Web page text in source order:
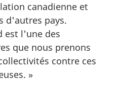
canadienne et
d'autres pays.
est l'une des
que nous prenons
contre ces
»